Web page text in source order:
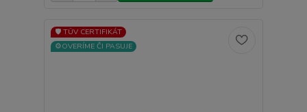
🛡️ TÜV CERTIFIKÁT
⚙️OVERÍME ČI PASUJE